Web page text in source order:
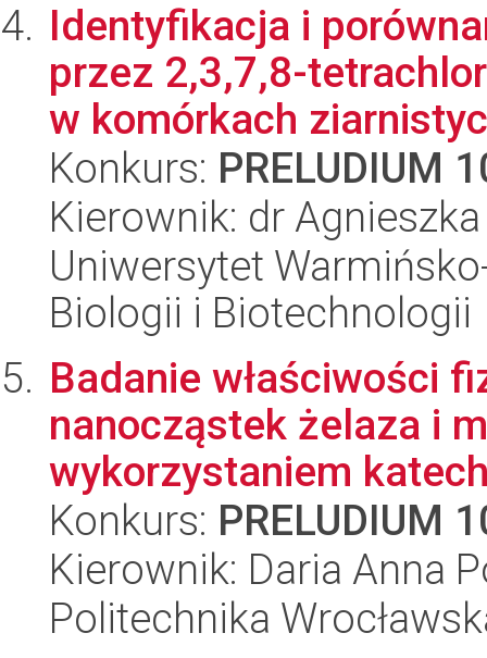
Identyfikacja i
przez 2,3,7,8-
w komórkach
Konkurs: PRELUDIUM
Kierownik: dr
Uniwersytet
Biologii i Biotechnologii
Badanie właściwości
nanocząstek żelaza i
wykorzystaniem
Konkurs: PRELUDIUM
Kierownik: Daria Anna
Politechnika